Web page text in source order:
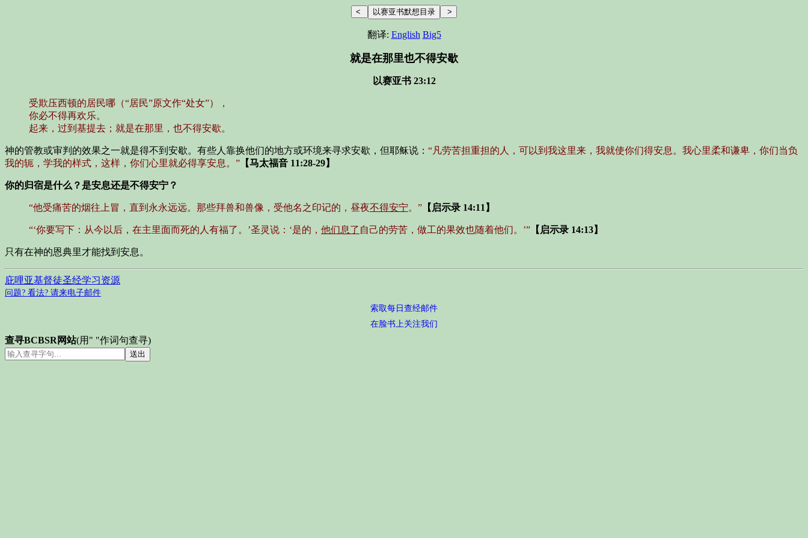
翻译: English Big5
就是在那里也不得安歇
以赛亚书 23:12
受欺压西顿的居民哪（“居民”原文作“处女”），
你必不得再欢乐。
起来，过到基提去；就是在那里，也不得安歇。
神的管教或审判的效果之一就是得不到安歇。有些人靠换他们的地方或环境来寻求安歇，但耶稣说： “凡劳苦担重担的人，可以到我这里来，我就使你们得安息。我心里柔和谦卑，你们当负
我的轭，学我的样式，这样，你们心里就必得享安息。” 【马太福音 11:28-29】
你的归宿是什么？是安息还是不得安宁？
“他受痛苦的烟往上冒，直到永永远远。那些拜兽和兽像，受他名之印记的，昼夜不得安宁。” 【启示录 14:11】
“‘你要写下：从今以后，在主里面而死的人有福了。’圣灵说：‘是的， 他们息了 自己的劳苦，做工的果效也随着他们。’” 【启示录 14:13】
只有在神的恩典里才能找到安息。
庇哩亚基督徒圣经学习资源
问题? 看法? 请来电子邮件
索取每日查经邮件
在脸书上关注我们
查寻BCBSR网站(用" "作词句查寻)